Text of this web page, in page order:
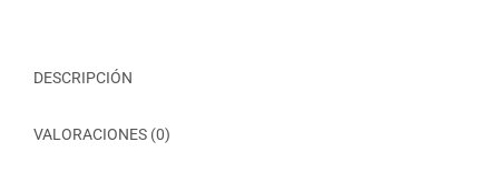
DESCRIPCIÓN
VALORACIONES (0)